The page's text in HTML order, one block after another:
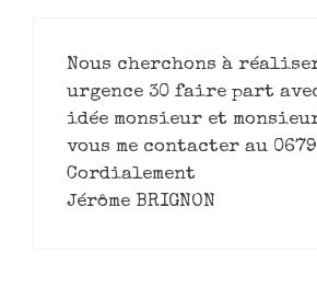
Nous cherchons à
urgence 30 faire part
idée monsieur et
vous me contacter au
Cordialement
Jérôme BRIGNON